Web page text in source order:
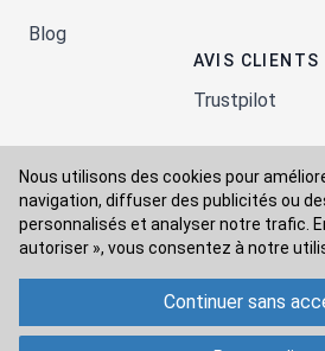
Nous utilisons des cookies pour
navigation, diffuser des publicités ou
personnalisés et analyser notre trafic.
autoriser », vous consentez à notre
Continuer sans
Blog
AVIS CLIENTS
Trustpilot
Moyens de
Modes de